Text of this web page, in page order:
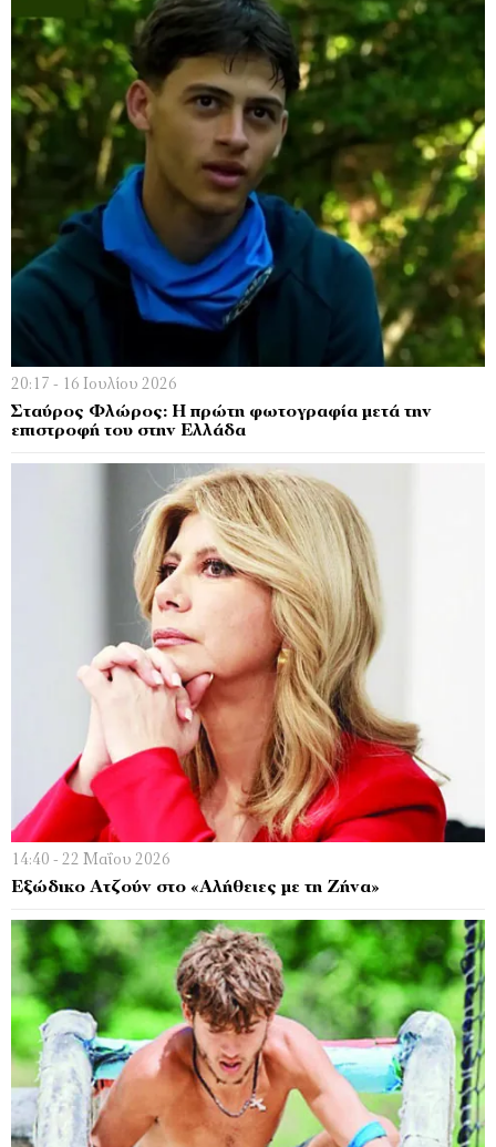
20:17 - 16 Ιουλίου 2026
Σταύρος Φλώρος: Η πρώτη φωτογραφία μετά την
επιστροφή του στην Ελλάδα
14:40 - 22 Μαΐου 2026
Εξώδικο Ατζούν στο «Αλήθειες με τη Ζήνα»